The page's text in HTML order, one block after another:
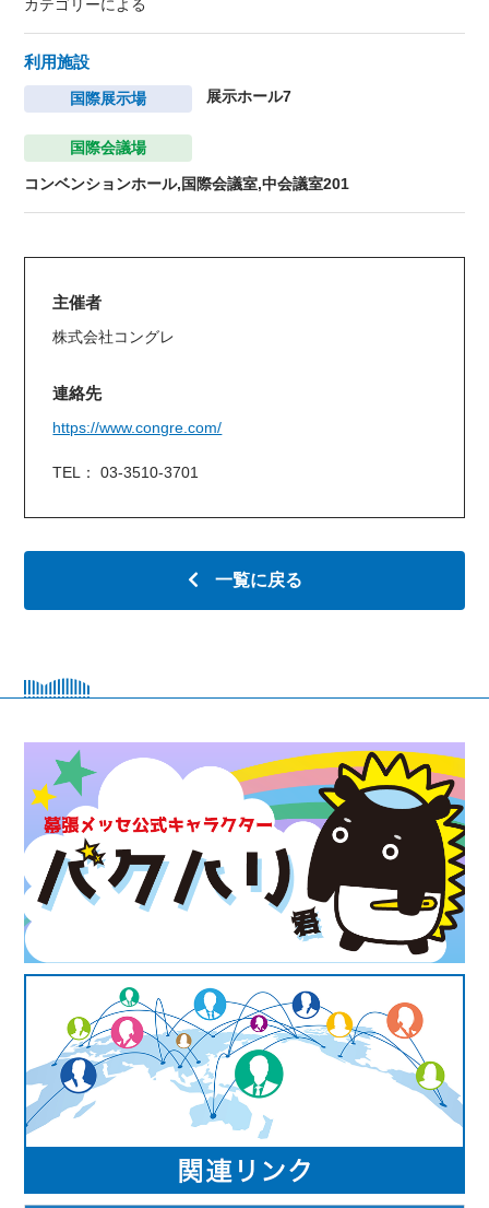
カテゴリーによる
利用施設
国際展示場 展示ホール7
国際会議場
コンベンションホール,国際会議室,中会議室201
主催者
株式会社コングレ
連絡先
https://www.congre.com/
TEL： 03-3510-3701
一覧に戻る